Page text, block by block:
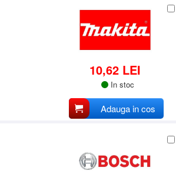
10,62 LEI
In stoc
Adauga in cos